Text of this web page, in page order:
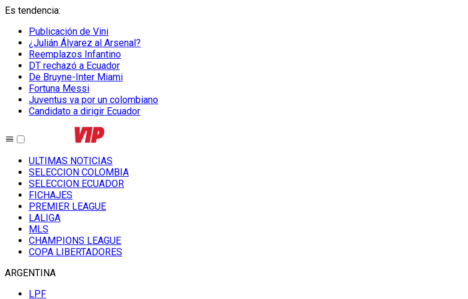
Es tendencia:
Publicación de Vini
¿Julián Álvarez al Arsenal?
Reemplazos Infantino
DT rechazó a Ecuador
De Bruyne-Inter Miami
Fortuna Messi
Juventus va por un colombiano
Candidato a dirigir Ecuador
ULTIMAS NOTICIAS
SELECCION COLOMBIA
SELECCION ECUADOR
FICHAJES
PREMIER LEAGUE
LALIGA
MLS
CHAMPIONS LEAGUE
COPA LIBERTADORES
ARGENTINA
LPF